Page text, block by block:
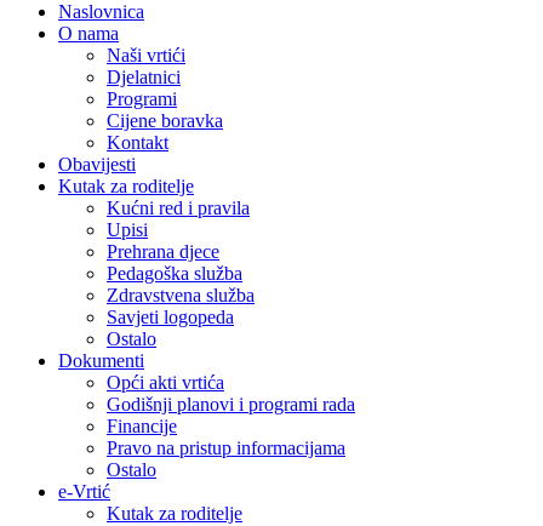
Naslovnica
O nama
Naši vrtići
Djelatnici
Programi
Cijene boravka
Kontakt
Obavijesti
Kutak za roditelje
Kućni red i pravila
Upisi
Prehrana djece
Pedagoška služba
Zdravstvena služba
Savjeti logopeda
Ostalo
Dokumenti
Opći akti vrtića
Godišnji planovi i programi rada
Financije
Pravo na pristup informacijama
Ostalo
e-Vrtić
Kutak za roditelje